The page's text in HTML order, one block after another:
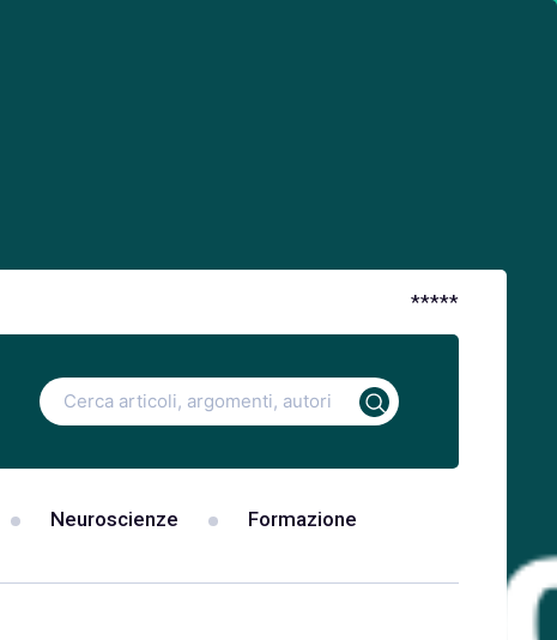
*****
Ricerca
per:
Neuroscienze Formazione